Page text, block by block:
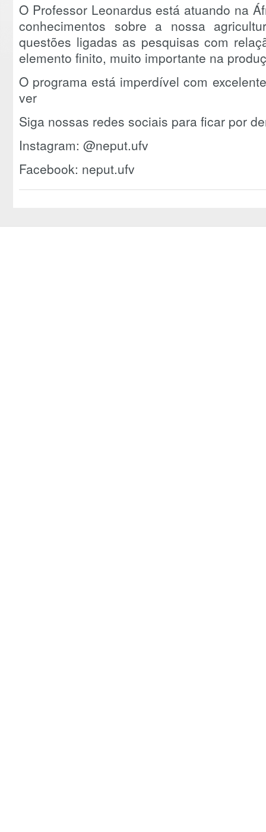
O Professor Leonardus está atuando na
conhecimentos sobre a nossa
questões ligadas as pesquisas com
elemento finito, muito importante na
O programa está imperdível com
ver
Siga nossas redes sociais para ficar por
Instagram: @neput.ufv
Facebook: neput.ufv